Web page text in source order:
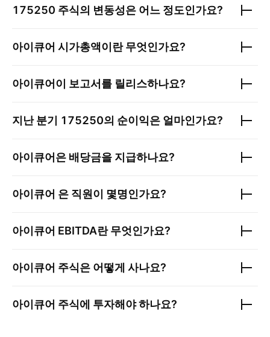
175250 주식의 변동성은 어느 정도인가요?
아이큐어 시가총액이란 무엇인가요?
아이큐어 이 보고서를 릴리스하나요?
지난 분기 175250의 순이익은 얼마인가요?
아이큐어 은 배당금을 지급하나요?
아이큐어 은 직원이 몇명인가요?
아이큐어 EBITDA란 무엇인가요?
아이큐어 주식은 어떻게 사나요?
아이큐어 주식에 투자해야 하나요?